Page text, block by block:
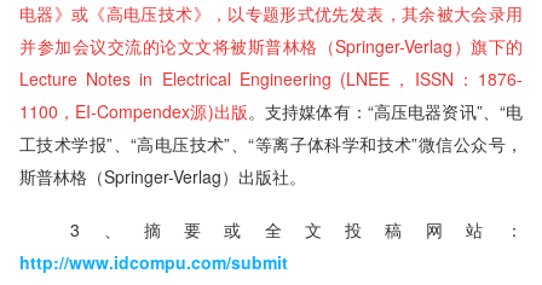
电器》或《高电压技术》，以专题形式优先发表，其余被大会录用
并参加会议交流的论文文将被斯普林格（Springer-Verlag）旗下的
Lecture Notes in Electrical Engineering (LNEE，ISSN：1876-
1100，EI-Compendex源)出版。支持媒体有：“高压电器资讯”、“电
工技术学报”、“高电压技术”、“等离子体科学和技术”微信公众号，
斯普林格（Springer-Verlag）出版社。
3、摘要或全文投稿网站：
http://www.idcompu.com/submit